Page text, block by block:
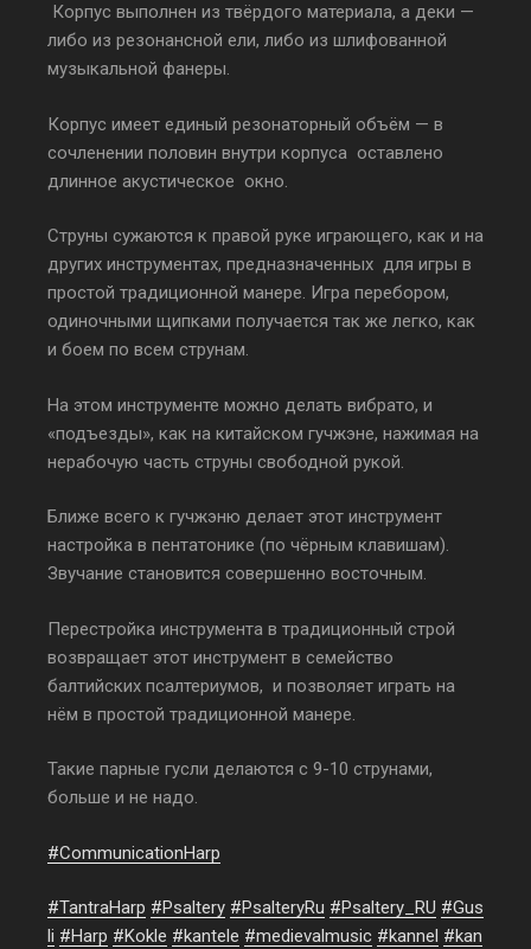
Корпус выполнен из твёрдого материала, а деки —
либо из резонансной ели, либо из шлифованной
музыкальной фанеры.
Корпус имеет единый резонаторный объём — в
сочленении половин внутри корпуса оставлено
длинное акустическое окно.
Струны сужаются к правой руке играющего, как и на
других инструментах, предназначенных для игры в
простой традиционной манере. Игра перебором,
одиночными щипками получается так же легко, как
и боем по всем струнам.
На этом инструменте можно делать вибрато, и
«подъезды», как на китайском гучжэне, нажимая на
нерабочую часть струны свободной рукой.
Ближе всего к гучжэню делает этот инструмент
настройка в пентатонике (по чёрным клавишам).
Звучание становится совершенно восточным.
Перестройка инструмента в традиционный строй
возвращает этот инструмент в семейство
балтийских псалтериумов, и позволяет играть на
нём в простой традиционной манере.
Такие парные гусли делаются с 9-10 струнами,
больше и не надо.
#CommunicationHarp
#TantraHarp #Psaltery #PsalteryRu #Psaltery_RU #Gus
li #Harp #Kokle #kantele #medievalmusic #kannel #kan